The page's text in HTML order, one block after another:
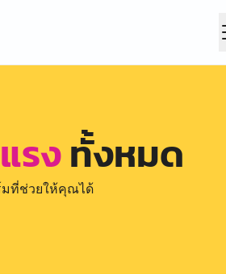
รงทั้งหมด
ที่ช่วยให้คุณได้